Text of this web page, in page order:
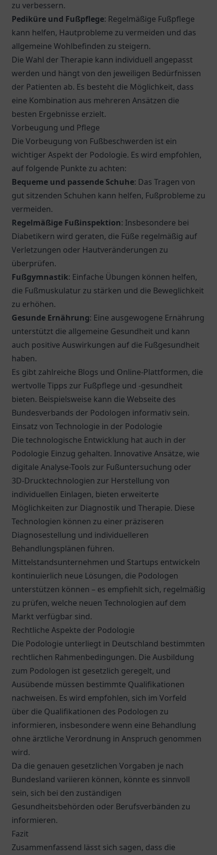
zu verbessern.
Pediküre und Fußpflege: Regelmäßige Fußpflege
kann helfen, Hautprobleme zu vermeiden und das
allgemeine Wohlbefinden zu steigern.
Die Wahl der Therapie kann individuell angepasst
werden und hängt von den jeweiligen Bedürfnissen
der Patienten ab. Es besteht die Möglichkeit, dass
eine Kombination aus mehreren Ansätzen die
besten Ergebnisse erzielt.
Vorbeugung und Pflege
Die Vorbeugung von Fußbeschwerden ist ein
wichtiger Aspekt der Podologie. Es wird empfohlen,
auf folgende Punkte zu achten:
Bequeme und passende Schuhe: Das Tragen von
gut sitzenden Schuhen kann helfen, Fußprobleme zu
vermeiden.
Regelmäßige Fußinspektion: Insbesondere bei
Diabetikern wird geraten, die Füße regelmäßig auf
Verletzungen oder Hautveränderungen zu
überprüfen.
Fußgymnastik: Einfache Übungen können helfen,
die Fußmuskulatur zu stärken und die Beweglichkeit
zu erhöhen.
Gesunde Ernährung: Eine ausgewogene Ernährung
unterstützt die allgemeine Gesundheit und kann
auch positive Auswirkungen auf die Fußgesundheit
haben.
Es gibt zahlreiche Blogs und Online-Plattformen, die
wertvolle Tipps zur Fußpflege und -gesundheit
bieten. Beispielsweise kann die Webseite des
Bundesverbands der Podologen informativ sein.
Einsatz von Technologie in der Podologie
Die technologische Entwicklung hat auch in der
Podologie Einzug gehalten. Innovative Ansätze, wie
digitale Analyse-Tools zur Fußuntersuchung oder
3D-Drucktechnologien zur Herstellung von
individuellen Einlagen, bieten erweiterte
Möglichkeiten zur Diagnostik und Therapie. Diese
Technologien können zu einer präziseren
Diagnosestellung und individuelleren
Behandlungsplänen führen.
Mittelstandsunternehmen und Startups entwickeln
kontinuierlich neue Lösungen, die Podologen
unterstützen können – es empfiehlt sich, regelmäßig
zu prüfen, welche neuen Technologien auf dem
Markt verfügbar sind.
Rechtliche Aspekte der Podologie
Die Podologie unterliegt in Deutschland bestimmten
rechtlichen Rahmenbedingungen. Die Ausbildung
zum Podologen ist gesetzlich geregelt, und
Ausübende müssen bestimmte Qualifikationen
nachweisen. Es wird empfohlen, sich im Vorfeld
über die Qualifikationen des Podologen zu
informieren, insbesondere wenn eine Behandlung
ohne ärztliche Verordnung in Anspruch genommen
wird.
Da die genauen gesetzlichen Vorgaben je nach
Bundesland variieren können, könnte es sinnvoll
sein, sich bei den zuständigen
Gesundheitsbehörden oder Berufsverbänden zu
informieren.
Fazit
Zusammenfassend lässt sich sagen, dass die